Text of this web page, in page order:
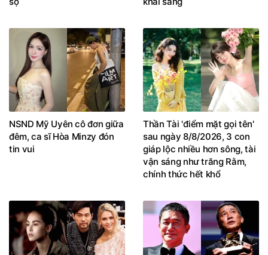
NSND Mỹ Uyên cô đơn giữa
đêm, ca sĩ Hòa Minzy đón
tin vui
Thần Tài 'điểm mặt gọi tên'
sau ngày 8/8/2026, 3 con
giáp lộc nhiều hơn sông, tài
vận sáng như trăng Rằm,
chính thức hết khổ